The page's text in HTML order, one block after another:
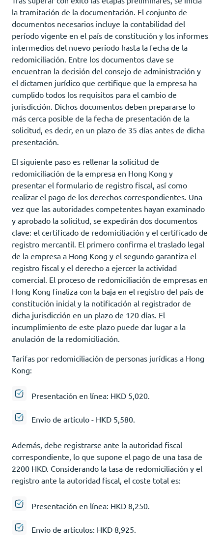
la tramitación de la documentación. El conjunto de
documentos necesarios incluye la contabilidad del
período vigente en el país de constitución y los informes
intermedios del nuevo período hasta la fecha de la
redomiciliación. Entre los documentos clave se
encuentran la decisión del consejo de administración y
el dictamen jurídico que certifique que la empresa ha
cumplido todos los requisitos para el cambio de
jurisdicción. Dichos documentos deben prepararse lo
más cerca posible de la fecha de presentación de la
solicitud, es decir, en un plazo de 35 días antes de dicha
presentación.
El siguiente paso es rellenar la solicitud de
redomiciliación de la empresa en Hong Kong y
presentar el formulario de registro fiscal, así como
realizar el pago de los derechos correspondientes. Una
vez que las autoridades competentes hayan examinado
y aprobado la solicitud, se expedirán dos documentos
clave: el certificado de redomiciliación y el certificado de
registro mercantil. El primero confirma el traslado legal
de la empresa a Hong Kong y el segundo garantiza el
registro fiscal y el derecho a ejercer la actividad
comercial. El proceso de redomiciliación de empresas en
Hong Kong finaliza con la baja en el registro del país de
constitución inicial y la notificación al registrador de
dicha jurisdicción en un plazo de 120 días. El
incumplimiento de este plazo puede dar lugar a la
anulación de la redomiciliación.
Tarifas por redomiciliación de personas jurídicas a Hong
Kong:
Presentación en línea: HKD 5,020.
Envío de artículo - HKD 5,580.
Además, debe registrarse ante la autoridad fiscal
correspondiente, lo que supone el pago de una tasa de
2200 HKD. Considerando la tasa de redomiciliación y el
registro ante la autoridad fiscal, el coste total es:
Presentación en línea: HKD 8,250.
Envío de artículos: HKD 8,925.